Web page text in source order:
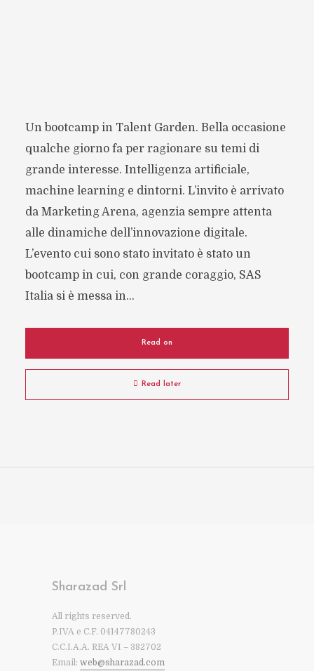
Un bootcamp in Talent Garden. Bella occasione
qualche giorno fa per ragionare su temi di
grande interesse. Intelligenza artificiale,
machine learning e dintorni. L’invito è arrivato
da Marketing Arena, agenzia sempre attenta
alle dinamiche dell’innovazione digitale.
L’evento cui sono stato invitato è stato un
bootcamp in cui, con grande coraggio, SAS
Italia si è messa in...
Read on
Read later
Sharazad Srl
All rights reserved.
P.IVA e C.F. 04147780243
C.C.I.A.A. REA VI – 382702
Email: web@sharazad.com